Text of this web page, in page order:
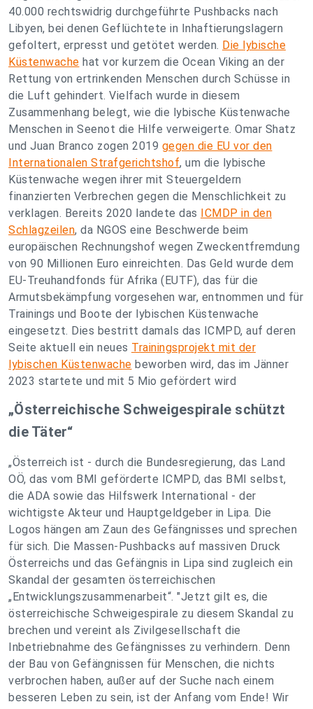
40.000 rechtswidrig durchgeführte Pushbacks nach
Libyen, bei denen Geflüchtete in Inhaftierungslagern
gefoltert, erpresst und getötet werden. Die lybische
Küstenwache hat vor kurzem die Ocean Viking an der
Rettung von ertrinkenden Menschen durch Schüsse in
die Luft gehindert. Vielfach wurde in diesem
Zusammenhang belegt, wie die lybische Küstenwache
Menschen in Seenot die Hilfe verweigerte. Omar Shatz
und Juan Branco zogen 2019 gegen die EU vor den
Internationalen Strafgerichtshof, um die lybische
Küstenwache wegen ihrer mit Steuergeldern
finanzierten Verbrechen gegen die Menschlichkeit zu
verklagen. Bereits 2020 landete das ICMDP in den
Schlagzeilen, da NGOS eine Beschwerde beim
europäischen Rechnungshof wegen Zweckentfremdung
von 90 Millionen Euro einreichten. Das Geld wurde dem
EU-Treuhandfonds für Afrika (EUTF), das für die
Armutsbekämpfung vorgesehen war, entnommen und für
Trainings und Boote der lybischen Küstenwache
eingesetzt. Dies bestritt damals das ICMPD, auf deren
Seite aktuell ein neues Trainingsprojekt mit der
lybischen Küstenwache beworben wird, das im Jänner
2023 startete und mit 5 Mio gefördert wird
„Österreichische Schweigespirale schützt
die Täter“
„Österreich ist - durch die Bundesregierung, das Land
OÖ, das vom BMI geförderte ICMPD, das BMI selbst,
die ADA sowie das Hilfswerk International - der
wichtigste Akteur und Hauptgeldgeber in Lipa. Die
Logos hängen am Zaun des Gefängnisses und sprechen
für sich. Die Massen-Pushbacks auf massiven Druck
Österreichs und das Gefängnis in Lipa sind zugleich ein
Skandal der gesamten österreichischen
„Entwicklungszusammenarbeit“. "Jetzt gilt es, die
österreichische Schweigespirale zu diesem Skandal zu
brechen und vereint als Zivilgesellschaft die
Inbetriebnahme des Gefängnisses zu verhindern. Denn
der Bau von Gefängnissen für Menschen, die nichts
verbrochen haben, außer auf der Suche nach einem
besseren Leben zu sein, ist der Anfang vom Ende! Wir